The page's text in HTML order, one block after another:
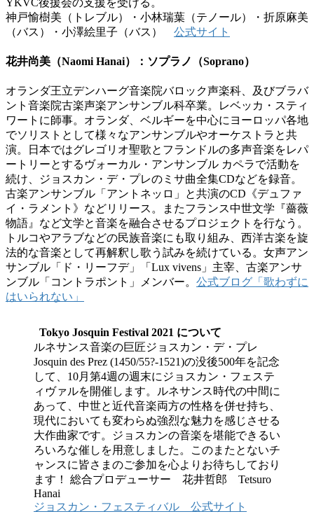
神戸愉樹美（トレブル）・小林瑞葉（テノール）・折原麻美
（バス）・小澤絵里子（バス） 公式サイト
花井尚美（Naomi Hanai）：ソプラノ（Soprano）
オランダ王立デンハーグ音楽院バロック声楽科、及びブラバ
ント音楽院古楽声楽アンサンブル科卒業。レベッカ・スティ
ワートに師事。オランダ、ベルギーを中心にヨーロッパ各地
でソリストとして様々なアンサンブルやオーケストラと共
演。日本ではグレゴリオ聖歌とフランドルの多声音楽をレパ
ートリーとするヴォーカル・アンサンブル カペラで活動を
続け、ジョスカン・デ・プレのミサ曲全集CDなどを録音。
古楽アンサンブル「アントネッロ」と共演のCD《デュファ
イ・ラメント》などリリース。またフランス中世文学『薔薇
物語』など文学と音楽を融合させるプロジェクトを行なう。
トルコやアラブなどの民族音楽にも取り組み、西洋古楽を旋
法的な音楽として再解釈し歌う試みを続けている。女声アン
サンブル「ド・リーフデ」「Lux vivens」主宰、古楽アンサ
ンブル「コントラポント」メンバー。 公式ブログ「歌わずに
はいられない」
Tokyo Josquin Festival 2021 について
ルネサンス音楽の巨匠ジョスカン・デ・プレ
Josquin des Prez (1450/55?-1521)の没後500年を記念
して、10月第4週の週末にジョスカン・フェステ
ィヴァルを開催します。ルネサンス時代の中間に
あって、中世と近代音楽両方の性格を併せ持ち、
現代においても変わらぬ強烈な魅力を感じさせる
大作曲家です。ジョスカンの音楽を堪能できるい
ろいろな催しを用意しました。このまたとないチ
ャンスに皆さまのご参加を心よりお待ちしており
ます！ 総合プロデューサー 花井哲郎 Tetsuro
Hanai
ジョスカン・フェスティバル 公式サイト